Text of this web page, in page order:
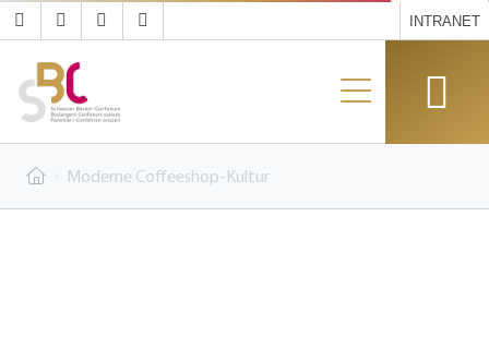
INTRANET
Moderne Coffeeshop-Kultur